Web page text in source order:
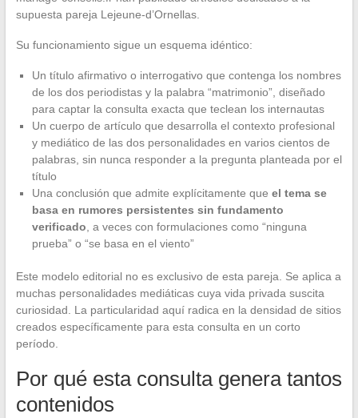
supuesta pareja Lejeune-d’Ornellas.
Su funcionamiento sigue un esquema idéntico:
Un título afirmativo o interrogativo que contenga los nombres
de los dos periodistas y la palabra “matrimonio”, diseñado
para captar la consulta exacta que teclean los internautas
Un cuerpo de artículo que desarrolla el contexto profesional
y mediático de las dos personalidades en varios cientos de
palabras, sin nunca responder a la pregunta planteada por el
título
Una conclusión que admite explícitamente que el tema se
basa en rumores persistentes sin fundamento
verificado , a veces con formulaciones como “ninguna
prueba” o “se basa en el viento”
Este modelo editorial no es exclusivo de esta pareja. Se aplica a
muchas personalidades mediáticas cuya vida privada suscita
curiosidad. La particularidad aquí radica en la densidad de sitios
creados específicamente para esta consulta en un corto
período.
Por qué esta consulta genera tantos
contenidos